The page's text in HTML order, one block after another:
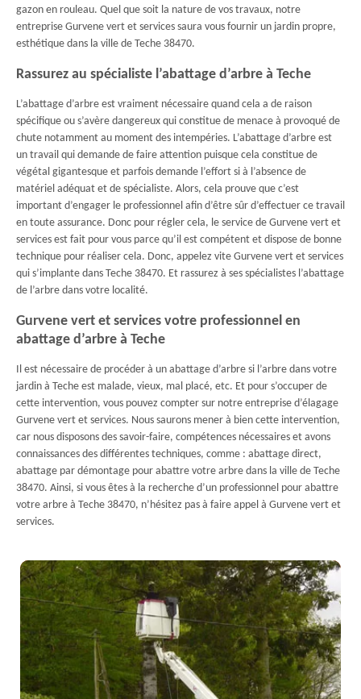
gazon en rouleau. Quel que soit la nature de vos travaux, notre
entreprise Gurvene vert et services saura vous fournir un jardin propre,
esthétique dans la ville de Teche 38470.
Rassurez au spécialiste l’abattage d’arbre à Teche
L’abattage d’arbre est vraiment nécessaire quand cela a de raison
spécifique ou s’avère dangereux qui constitue de menace à provoqué de
chute notamment au moment des intempéries. L’abattage d’arbre est
un travail qui demande de faire attention puisque cela constitue de
végétal gigantesque et parfois demande l’effort si à l’absence de
matériel adéquat et de spécialiste. Alors, cela prouve que c’est
important d’engager le professionnel afin d’être sûr d’effectuer ce travail
en toute assurance. Donc pour régler cela, le service de Gurvene vert et
services est fait pour vous parce qu’il est compétent et dispose de bonne
technique pour réaliser cela. Donc, appelez vite Gurvene vert et services
qui s’implante dans Teche 38470. Et rassurez à ses spécialistes l’abattage
de l’arbre dans votre localité.
Gurvene vert et services votre professionnel en
abattage d’arbre à Teche
Il est nécessaire de procéder à un abattage d’arbre si l’arbre dans votre
jardin à Teche est malade, vieux, mal placé, etc. Et pour s’occuper de
cette intervention, vous pouvez compter sur notre entreprise d’élagage
Gurvene vert et services. Nous saurons mener à bien cette intervention,
car nous disposons des savoir-faire, compétences nécessaires et avons
connaissances des différentes techniques, comme : abattage direct,
abattage par démontage pour abattre votre arbre dans la ville de Teche
38470. Ainsi, si vous êtes à la recherche d’un professionnel pour abattre
votre arbre à Teche 38470, n’hésitez pas à faire appel à Gurvene vert et
services.